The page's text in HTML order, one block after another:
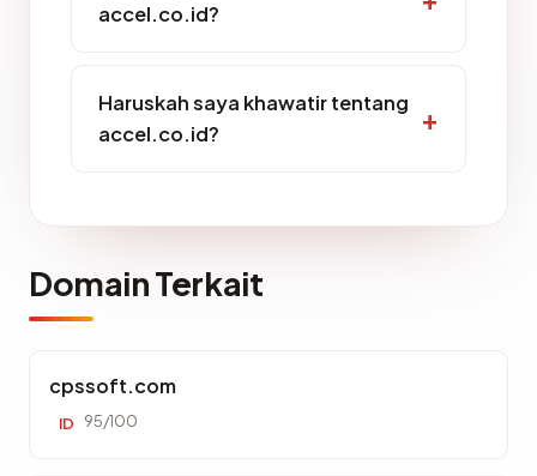
accel.co.id?
Haruskah saya khawatir tentang
accel.co.id?
Domain Terkait
cpssoft.com
ID 95/100